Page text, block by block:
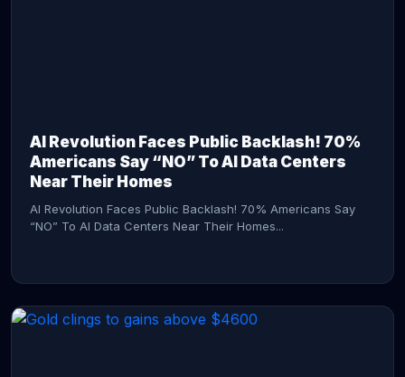
AI Revolution Faces Public Backlash! 70%
Americans Say “NO” To AI Data Centers
Near Their Homes
AI Revolution Faces Public Backlash! 70% Americans Say
“NO” To AI Data Centers Near Their Homes...